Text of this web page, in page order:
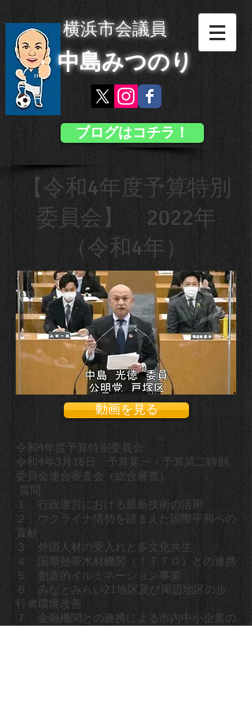
横浜市会議員
中島みつのり
ブログはコチラ！
【令和4年度予算特別
委員会】 2022年
（令和4年）
動画を見る
令和4年度予算特別委員会
令和4年3月18日 予算第一・予算第二特別
委員会連合審査会（総合審査）
質問
１ 行政運営における最新技術の活用
２ ウクライナ情勢を踏まえた国際平和への
貢献
３ 外国人材の受入れと多文化共生
４ 国際熱帯木材機関（ＩＴＴＯ）との連携
５ 創造的イルミネーション事業
６ みなとみらい21地区及び周辺地区の歩
行者環境改善
７ 金融機関との連携による市内中小企業の